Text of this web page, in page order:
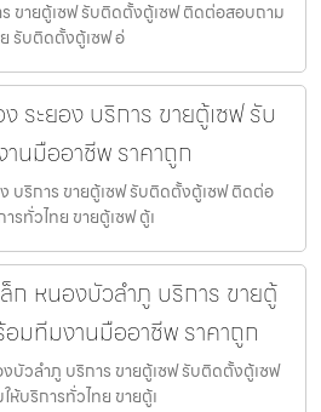
ขายตู้เซฟ รับติดตั้งตู้เซฟ ติดต่อสอบถาม
รับติดตั้งตู้เซฟ อ่
ระยอง บริการ ขายตู้เซฟ รับ
นมืออาชีพ ราคาถูก
บริการ ขายตู้เซฟ รับติดตั้งตู้เซฟ ติดต่อ
รทั่วไทย ขายตู้เซฟ ตู้เ
ก หนองบัวลำภู บริการ ขายตู้
มทีมงานมืออาชีพ ราคาถูก
บัวลำภู บริการ ขายตู้เซฟ รับติดตั้งตู้เซฟ
บริการทั่วไทย ขายตู้เ